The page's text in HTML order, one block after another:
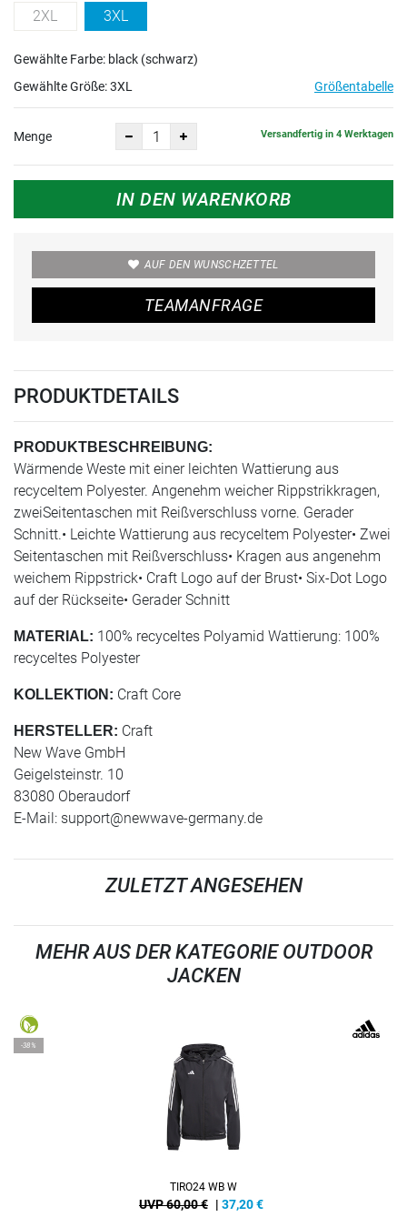
2XL 3XL
Gewählte Farbe: black (schwarz)
Gewählte Größe:3XL Größentabelle
Menge Versandfertig in 4 Werktagen
IN DEN WARENKORB
AUF DEN WUNSCHZETTEL
TEAMANFRAGE
PRODUKTDETAILS
PRODUKTBESCHREIBUNG:
Wärmende Weste mit einer leichten Wattierung aus
recyceltem Polyester. Angenehm weicher Rippstrikkragen,
zweiSeitentaschen mit Reißverschluss vorne. Gerader
Schnitt.• Leichte Wattierung aus recyceltem Polyester• Zwei
Seitentaschen mit Reißverschluss• Kragen aus angenehm
weichem Rippstrick• Craft Logo auf der Brust• Six-Dot Logo
auf der Rückseite• Gerader Schnitt
MATERIAL: 100% recyceltes Polyamid Wattierung: 100%
recyceltes Polyester
KOLLEKTION: Craft Core
HERSTELLER: Craft
New Wave GmbH
Geigelsteinstr. 10
83080 Oberaudorf
E-Mail: support@newwave-germany.de
ZULETZT ANGESEHEN
MEHR AUS DER KATEGORIE OUTDOOR
JACKEN
-38%
TIRO24 WB W
UVP 60,00 € | 37,20€